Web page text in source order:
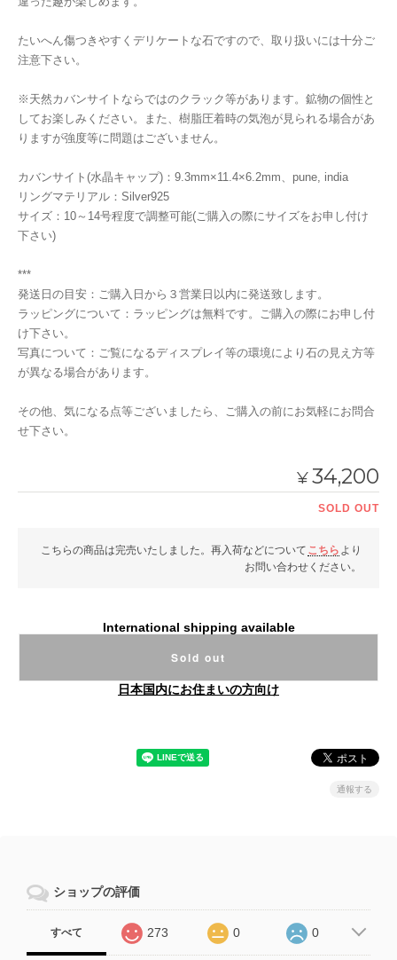
たいへん傷つきやすくデリケートな石ですので、取り扱いには十分ご
注意下さい。
※天然カバンサイトならではのクラック等があります。鉱物の個性と
してお楽しみください。また、樹脂圧着時の気泡が見られる場合があ
りますが強度等に問題はございません。
カバンサイト(水晶キャップ)：9.3mm×11.4×6.2mm、pune, india
リングマテリアル：Silver925
サイズ：10～14号程度で調整可能(ご購入の際にサイズをお申し付け
下さい)
***
発送日の目安：ご購入日から３営業日以内に発送致します。
ラッピングについて：ラッピングは無料です。ご購入の際にお申し付
け下さい。
写真について：ご覧になるディスプレイ等の環境により石の見え方等
が異なる場合があります。
その他、気になる点等ございましたら、ご購入の前にお気軽にお問合
せ下さい。
¥34,200
SOLD OUT
こちらの商品は完売いたしました。再入荷などについて こちら より
お問い合わせください。
International shipping available
Sold out
日本国内にお住まいの方向け
通報する
ショップの評価
すべて 273 0 0